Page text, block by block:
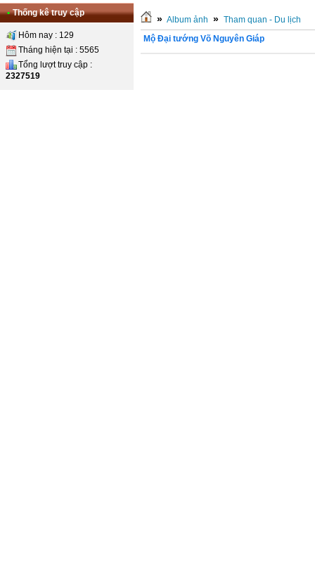
• Thống kê truy cập
Hôm nay : 129
Tháng hiện tại : 5565
Tổng lượt truy cập :
2327519
» Album ảnh » Tham quan - Du lịch
Mộ Đại tướng Võ Nguyên Giáp